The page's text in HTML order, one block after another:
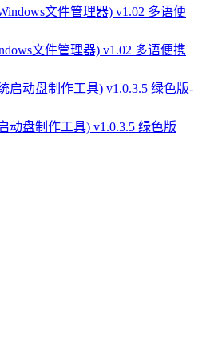
文件管理器) v1.02 多语便携
动盘制作工具) v1.0.3.5 绿色版